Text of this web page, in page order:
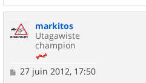
markitos
Utagawiste
champion
M
27 juin 2012, 17:50